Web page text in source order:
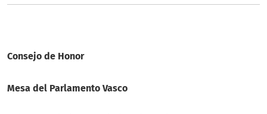
Consejo de Honor
Mesa del Parlamento Vasco